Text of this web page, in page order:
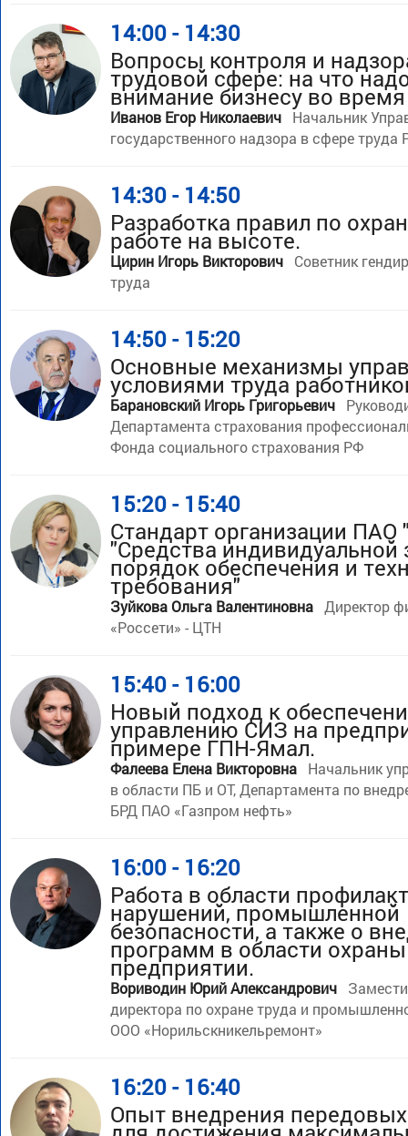
14:00 - 14:30
Вопросы контроля и
трудовой сфере: на что
внимание бизнесу во
Иванов Егор Николаевич
Начальник
государственного надзора в сфере труда
14:30 - 14:50
Разработка правил по
работе на высоте.
Цирин Игорь Викторович
Советник
труда
14:50 - 15:20
Основные механизмы
условиями труда
Барановский Игорь Григорьевич
Департамента страхования
Фонда социального страхования РФ
15:20 - 15:40
Стандарт организации ПАО
"Средства
порядок обеспечения и
требования"
Зуйкова Ольга Валентиновна
Директор
«Россети» - ЦТН
15:40 - 16:00
Новый подход к
управлению СИЗ на
примере ГПН-Ямал.
Фалеева Елена Викторовна
Начальник
в области ПБ и ОТ, Департамента по
БРД ПАО «Газпром нефть»
16:00 - 16:20
Работа в области
нарушений, промышленной
безопасности, а также о
программ в области
предприятии.
Вориводин Юрий Александрович
директора по охране труда и
ООО «Норильскникельремонт»
16:20 - 16:40
Опыт внедрения